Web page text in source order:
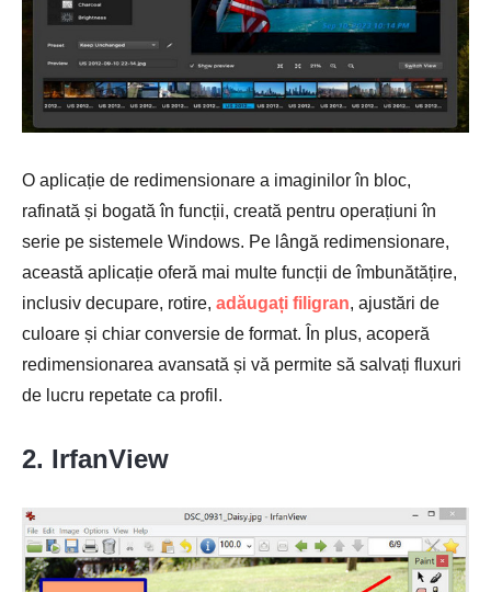
O aplicație de redimensionare a imaginilor în bloc,
rafinată și bogată în funcții, creată pentru operațiuni în
serie pe sistemele Windows. Pe lângă redimensionare,
această aplicație oferă mai multe funcții de îmbunătățire,
inclusiv decupare, rotire, adăugați filigran, ajustări de
culoare și chiar conversie de format. În plus, acoperă
redimensionarea avansată și vă permite să salvați fluxuri
de lucru repetate ca profil.
2. IrfanView